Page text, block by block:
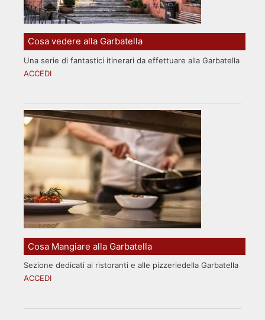
Cosa vedere alla Garbatella
Una serie di fantastici itinerari da effettuare alla Garbatella
ACCEDI
Cosa Mangiare alla Garbatella
Sezione dedicati ai ristoranti e alle pizzeriedella Garbatella
ACCEDI